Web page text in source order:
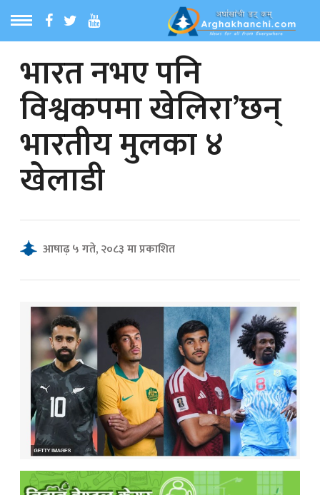
MENU
समाचार
News
भारत नभए पनि
विश्वकपमा खेलिरा’छन्
भारतीय मुलका ४
खेलाडी
आषाढ़ ५ गते, २०८३ मा प्रकाशित